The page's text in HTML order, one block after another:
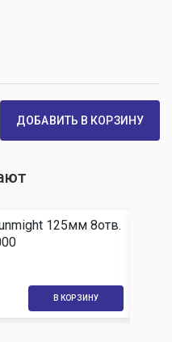
ДОБАВИТЬ В КОРЗИНУ
8отв.
В КОРЗИНУ